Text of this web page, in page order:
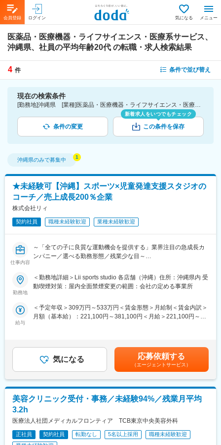
会員登録 ログイン 気になる メニュー
医薬品・医療機器・ライフサイエンス・医療系サービス、
沖縄県、社員の平均年齢20代 の転職・求人検索結果
4 件 条件で並び替え
現在の検索条件
[勤務地]沖縄県 [業種]医薬品・医療機器・ライフサイエンス・医療系サービス [詳細条件](社員の平均年齢)20代
条件の変更
新着求人をいつでもチェック
この条件を保存
沖縄県のみで募集中
★未経験可【沖縄】スポーツ×児童発達支援スタジオの
コーチ／売上成長200％企業
株式会社リィ
契約社員 職種未経験歓迎 業種未経験歓迎
仕事内容
～「全ての子に良質な運動機会を提供する」業界注目の急成長カ
ンパニー／選べる勤務形態／残業少な目～
■業務内容：
◇リィのコーチのシゴト
・保護者さまへのフィードバック
・事務作業
ダー挑戦／海外出張の通訳など）
■1日の流れ（平日）：
10:00 朝の151運動、朝会
10:15 午前の支援開始（95分）
11:45 記録作成
13:00 昼の151運動
13:05 プロジェクトミーティング
14:15 午後の支援（保護者フィードバック含む）
15:50 記録作成、事務作業
勤務地
＜勤務地詳細＞Lii sports studio 各店舗（沖縄）住所：沖縄県内 受
動喫煙対策：屋内全面禁煙変更の範囲：会社の定める事業所
給与
＜予定年収＞309万円～533万円＜賃金形態＞月給制＜賃金内訳＞
月額（基本給）：221,100円～381,100円＜月給＞221,100円～
までも目安の金額であり、選考を通じて上下する可能性がありま
す。月給(月額)は固定手当を含めた表記です。
気になる 応募依頼する
（エージェントサービス）
美容クリニック受付・事務／未経験94%／残業月平均
3.2h
医療法人社団メディカルフロンティア TCB東京中央美容外科
正社員 契約社員 転勤なし 5名以上採用
職種未経験歓迎